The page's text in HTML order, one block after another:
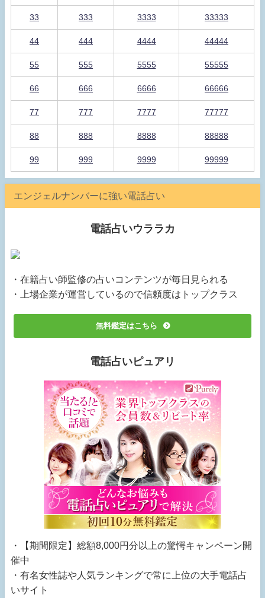
33 333 3333 33333
44 444 4444 44444
55 555 5555 55555
66 666 6666 66666
77 777 7777 77777
88 888 8888 88888
99 999 9999 99999
エンジェルナンバーに強い電話占い
電話占いウララカ
・在籍占い師監修の占いコンテンツが毎日見られる
・上場企業が運営しているので信頼度はトップクラス
無料鑑定はこちら
電話占いピュアリ
・【期間限定】総額8,000円分以上の驚愕キャンペーン開
催中
・有名女性誌や人気ランキングで常に上位の大手電話占
いサイト